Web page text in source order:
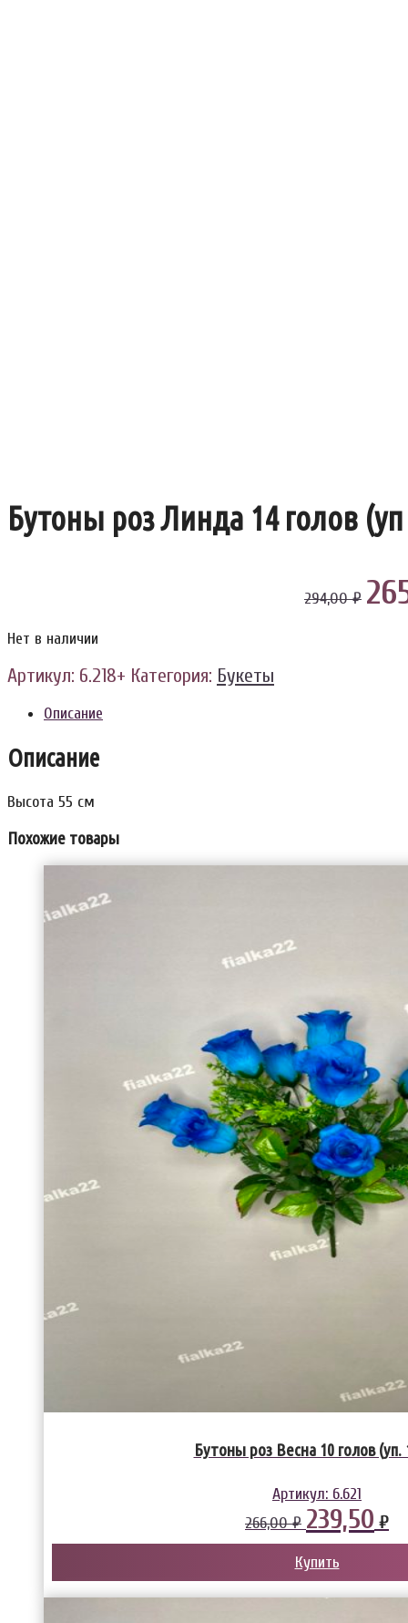
Бутоны роз Линда 14 голов
294,00 ₽
Нет в наличии
Артикул: 6.218+ Категория: Букеты
Описание
Описание
Высота 55 см
Похожие товары
Бутоны роз Весна 10 голов
Артикул: 6.621
266,00 ₽ 239,50 ₽
Купить